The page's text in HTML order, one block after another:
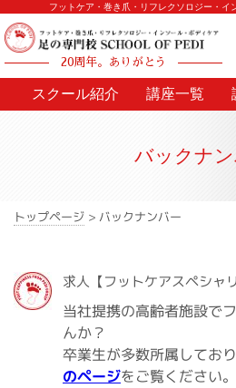
フットケア・巻き爪・リフレクソロジー・イ
20周年。ありがとう
スクール紹介 講座一覧
バックナ
トップページ> バックナンバー
求人【フットケアスペシャ
当社提携の高齢者施設で
んか？
卒業生が多数所属してお
のページをご覧ください。